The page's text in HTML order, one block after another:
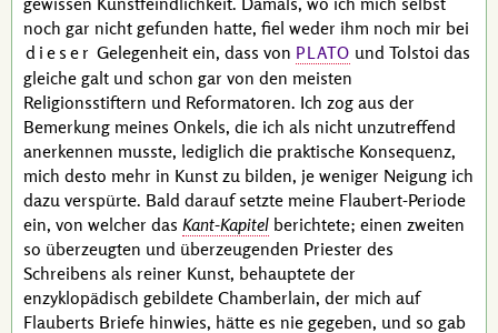
noch gar nicht gefunden hatte, fiel weder ihm noch mir bei
dieser Gelegenheit ein, dass von PLATO und Tolstoi das
gleiche galt und schon gar von den meisten
Religionsstiftern und Reformatoren. Ich zog aus der
Bemerkung meines Onkels, die ich als nicht unzutreffend
anerkennen musste, lediglich die praktische Konsequenz,
mich desto mehr in Kunst zu bilden, je weniger Neigung ich
dazu verspürte. Bald darauf setzte meine Flaubert-Periode
ein, von welcher das Kant-Kapitel berichtete; einen zweiten
so überzeugten und überzeugenden Priester des
Schreibens als reiner Kunst, behauptete der
enzyklopädisch gebildete Chamberlain, der mich auf
Flauberts Briefe hinwies, hätte es nie gegeben, und so gab